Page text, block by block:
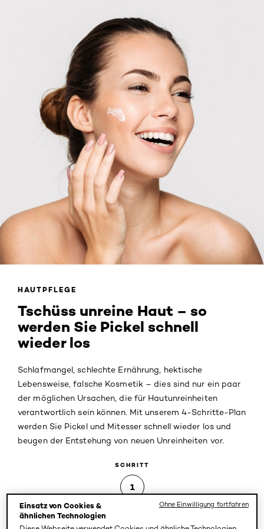
HAUTPFLEGE
Tschüss unreine Haut – so
werden Sie Pickel schnell
wieder los
Schlafmangel, schlechte Ernährung, hektische
Lebensweise, falsche Kosmetik – dies sind nur ein paar
der möglichen Ursachen, die für Hautunreinheiten
verantwortlich sein können. Mit unserem 4-Schritte-Plan
werden Sie Pickel und Mitesser schnell wieder los und
beugen der Entstehung von neuen Unreinheiten vor.
SCHRITT
1
Tiefenreinigung
Einsatz von Cookies &
ähnlichen Technologien
Ohne Einwilligung fortfahren